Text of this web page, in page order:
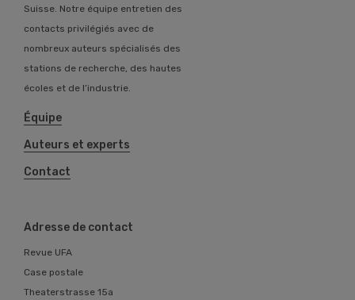
Suisse. Notre équipe entretien des
contacts privilégiés avec de
nombreux auteurs spécialisés des
stations de recherche, des hautes
écoles et de l’industrie.
Équipe
Auteurs et experts
Contact
Adresse de contact
Revue UFA
Case postale
Theaterstrasse 15a